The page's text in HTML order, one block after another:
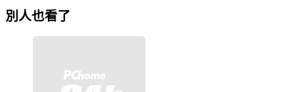
別人也看了